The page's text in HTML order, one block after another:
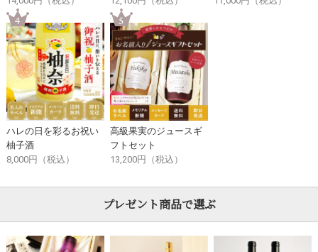
ハレの日を彩るお祝い
柚子酒
8,000円（税込）
高級果実のジュースギ
フトセット
13,200円（税込）
プレゼント商品で選ぶ